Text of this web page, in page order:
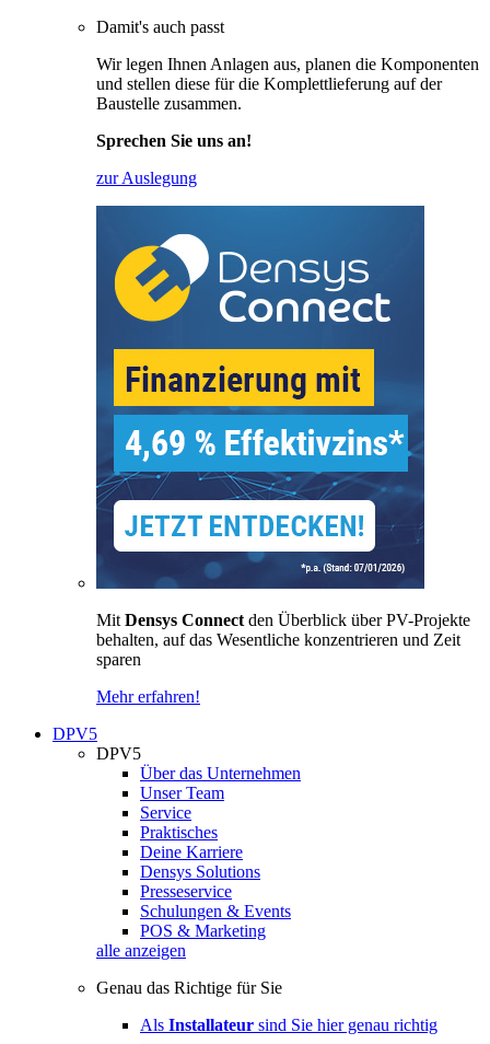
Damit's auch passt
Wir legen Ihnen Anlagen aus, planen die Komponenten
und stellen diese für die Komplettlieferung auf der
Baustelle zusammen.
Sprechen Sie uns an!
zur Auslegung
Mit Densys Connect den Überblick über PV-Projekte
behalten, auf das Wesentliche konzentrieren und Zeit
sparen
Mehr erfahren!
DPV5
DPV5
Über das Unternehmen
Unser Team
Service
Praktisches
Deine Karriere
Densys Solutions
Presseservice
Schulungen & Events
POS & Marketing
alle anzeigen
Genau das Richtige für Sie
Als Installateur sind Sie hier genau richtig